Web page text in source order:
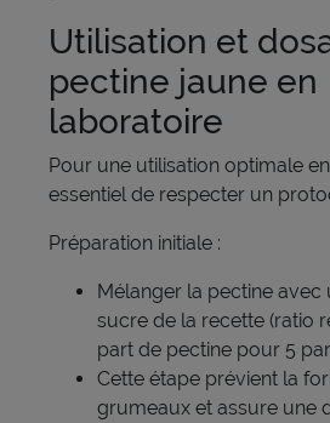
Utilisation et
pectine jaune en
laboratoire
Pour une utilisation optimale
essentiel de respecter un
Préparation initiale :
Mélanger la pectine avec
sucre de la recette (ratio
part de pectine pour 5
Cette étape prévient la
grumeaux et assure une